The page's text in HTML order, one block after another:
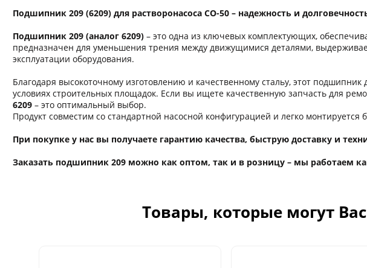
Подшипник 209 (6209) для растворонасоса СО-50 – надежность и
Подшипник 209 (аналог 6209) – это одна из ключевых комплектующих,
предназначен для уменьшения трения между движущимися деталями,
эксплуатации оборудования.
Благодаря высокоточному изготовлению и качественному стальу, этот
условиях строительных площадок. Если вы ищете качественную запчасть для
6209 – это оптимальный выбор.
Продукт совместим со стандартной насосной конфигурацией и легко монтируется
При покупке у нас вы получаете гарантию качества, быструю доставку и
Заказать подшипник 209 можно как оптом, так и в розницу – мы работаем
Товары, которые могут